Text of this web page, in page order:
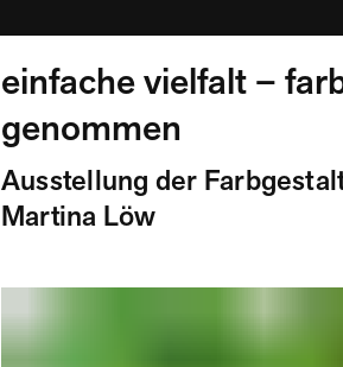
einfache vielfalt –
genommen
Ausstellung der
Martina Löw